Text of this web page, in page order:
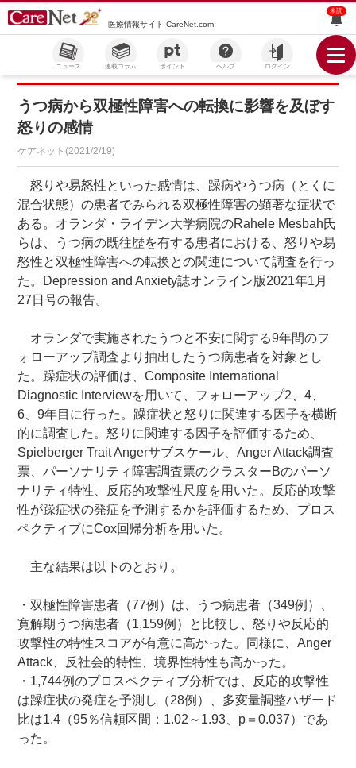
医療情報サイト CareNet.com
未読
ニュース 連載コラム ポイント ヘルプ ログイン
うつ病から双極性障害への転換に影響を及ぼす
怒りの感情
ケアネット(2021/2/19)
怒りや易怒性といった感情は、躁病やうつ病（とくに
混合状態）の患者でみられる双極性障害の顕著な症状で
ある。オランダ・ライデン大学病院のRahele Mesbah氏
らは、うつ病の既往歴を有する患者における、怒りや易
怒性と双極性障害への転換との関連について調査を行っ
た。Depression and Anxiety誌オンライン版2021年1月
27日号の報告。
オランダで実施されたうつと不安に関する9年間のフ
ォローアップ調査より抽出したうつ病患者を対象とし
た。躁症状の評価は、Composite International
Diagnostic Interviewを用いて、フォローアップ2、4、
6、9年目に行った。躁症状と怒りに関連する因子を横断
的に調査した。怒りに関連する因子を評価するため、
Spielberger Trait Angerサブスケール、Anger Attack調査
票、パーソナリティ障害調査票のクラスターBのパーソ
ナリティ特性、反応的攻撃性尺度を用いた。反応的攻撃
性が躁症状の発症を予測するかを評価するため、プロス
ペクティブにCox回帰分析を用いた。
主な結果は以下のとおり。
・双極性障害患者（77例）は、うつ病患者（349例）、
寛解期うつ病患者（1,159例）と比較し、怒りや反応的
攻撃性の特性スコアが有意に高かった。同様に、Anger
Attack、反社会的特性、境界性特性も高かった。
・1,744例のプロスペクティブ分析では、反応的攻撃性
は躁症状の発症を予測し（28例）、多変量調整ハザード
比は1.4（95％信頼区間：1.02～1.93、p＝0.037）であ
った。